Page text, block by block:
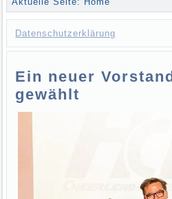
Datenschutzerklärung
Ein neuer
gewählt